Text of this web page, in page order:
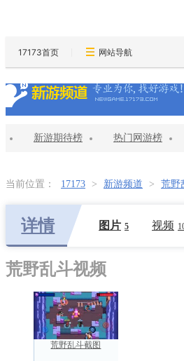
17173首页 网站导航
新游期待榜 热门网游榜
当前位置： 17173 > 新游频道 > 荒野
详情 图片 5 视频
荒野乱斗视频
荒野乱斗截图